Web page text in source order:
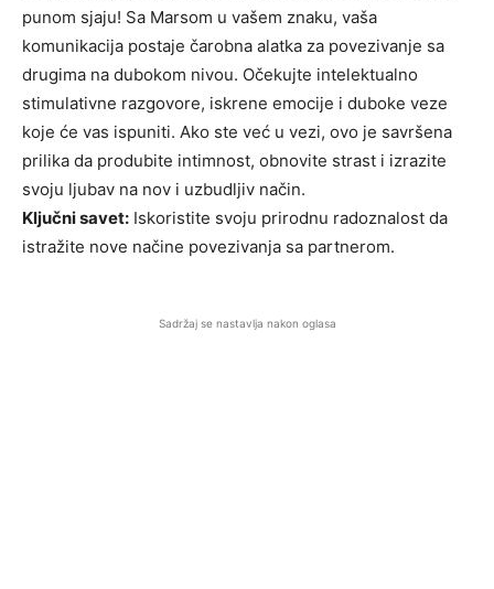
punom sjaju! Sa Marsom u vašem znaku, vaša
komunikacija postaje čarobna alatka za povezivanje sa
drugima na dubokom nivou. Očekujte intelektualno
stimulativne razgovore, iskrene emocije i duboke veze
koje će vas ispuniti. Ako ste već u vezi, ovo je savršena
prilika da produbite intimnost, obnovite strast i izrazite
svoju ljubav na nov i uzbudljiv način.
Ključni savet: Iskoristite svoju prirodnu radoznalost da
istražite nove načine povezivanja sa partnerom.
Sadržaj se nastavlja nakon oglasa